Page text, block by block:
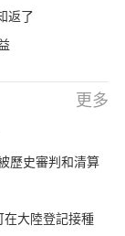
返了
更多
歷史審判和清算
大陸登記接種